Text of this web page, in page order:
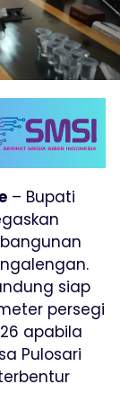
– Bupati
siap
persegi
apabila
Pulosari